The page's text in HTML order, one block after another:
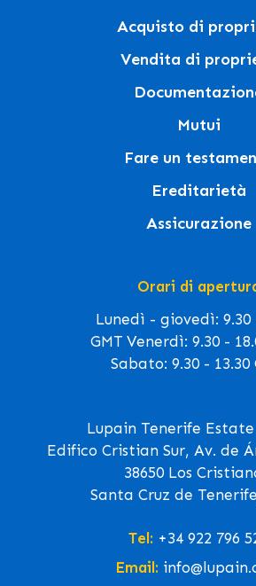
Acquisto di
Vendita di
Mutui
Fare un
Ereditarietà
Assicurazione
Orari di
Lunedì - giovedì: 9.30
GMT Venerdì: 9.30 -
Sabato: 9.30 - 13.30
Lupain Tenerife
Edifico Cristian Sur, Av. de
38650 Los
Santa Cruz de
Tel: +34 922 796
Email: